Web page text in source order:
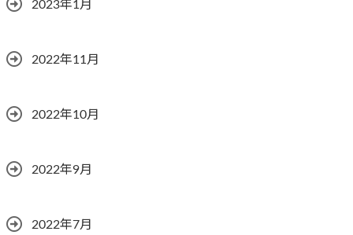
2023年1月
2022年11月
2022年10月
2022年9月
2022年7月